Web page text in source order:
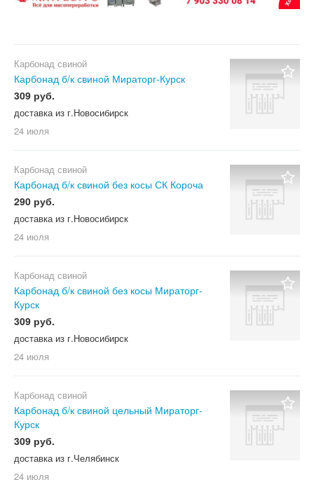
Карбонад свиной
Карбонад б/к свиной Мираторг-Курск
309 руб.
доставка из г.Новосибирск
24 июля
Карбонад свиной
Карбонад б/к свиной без косы СК Короча
290 руб.
доставка из г.Новосибирск
24 июля
Карбонад свиной
Карбонад б/к свиной без косы Мираторг-
Курск
309 руб.
доставка из г.Новосибирск
24 июля
Карбонад свиной
Карбонад б/к свиной цельный Мираторг-
Курск
309 руб.
доставка из г.Челябинск
24 июля